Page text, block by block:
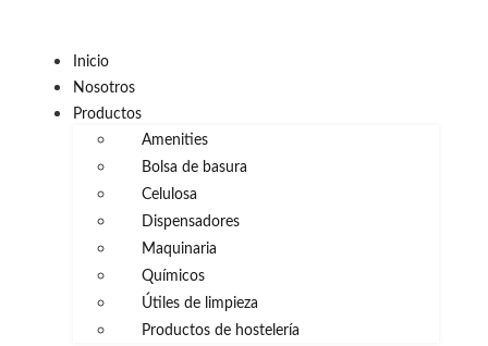
Inicio
Nosotros
Productos
Amenities
Bolsa de basura
Celulosa
Dispensadores
Maquinaria
Químicos
Útiles de limpieza
Productos de hostelería